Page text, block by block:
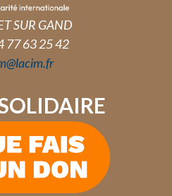
SUR GAND
77 63 25 42